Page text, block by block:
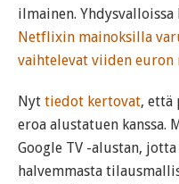
ilmainen. Yhdysvalloissa
Netflixin mainoksilla
vaihtelevat viiden
Nyt tiedot kertovat, että
eroa alustatuen kanssa.
Google TV -alustan,
halvemmasta